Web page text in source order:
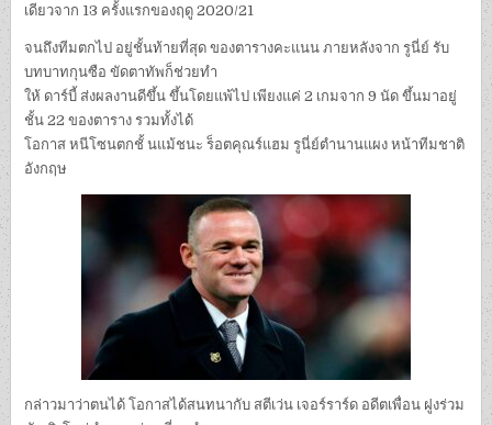
เดียวจาก 13 ครั้งแรกของฤดู 2020/21
จนถึงทีมตกไป อยู่ชั้นท้ายที่สุด ของตารางคะแนน ภายหลังจาก รูนี่ย์ รับ
บทบาทกุนซือ ขัดตาทัพก็ช่วยทำ
ให้ ดาร์บี้ ส่งผลงานดีขึ้น ขึ้นโดยแพ้ไป เพียงแค่ 2 เกมจาก 9 นัด ขึ้นมาอยู่
ชั้น 22 ของตาราง รวมทั้งได้
โอกาส หนีโซนตกชั้ นแม้ชนะ ร็อตคุณร์แฮม รูนี่ย์ตำนานแผง หน้าทีมชาติ
อังกฤษ
กล่าวมาว่าตนได้ โอกาสได้สนทนากับ สตีเว่น เจอร์ราร์ด อดีตเพื่อน ฝูงร่วม